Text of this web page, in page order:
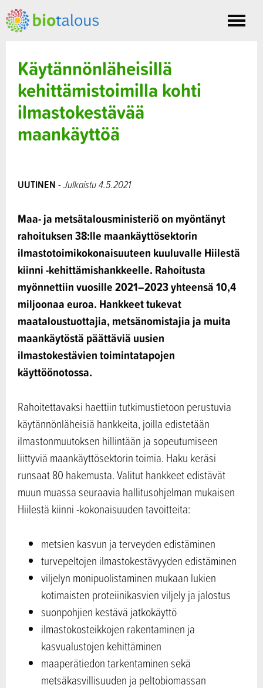
Toggle
Käytännönläheisillä
kehittämistoimilla kohti
ilmastokestävää
maankäyttöä
UUTINEN - Julkaistu 4.5.2021
Maa- ja metsätalousministeriö on myöntänyt
rahoituksen 38:lle maankäyttösektorin
ilmastotoimikokonaisuuteen kuuluvalle Hiilestä
kiinni -kehittämishankkeelle. Rahoitusta
myönnettiin vuosille 2021–2023 yhteensä 10,4
miljoonaa euroa. Hankkeet tukevat
maataloustuottajia, metsänomistajia ja muita
maankäytöstä päättäviä uusien
ilmastokestävien toimintatapojen
käyttöönotossa.
Rahoitettavaksi haettiin tutkimustietoon perustuvia
käytännönläheisiä hankkeita, joilla edistetään
ilmastonmuutoksen hillintään ja sopeutumiseen
liittyviä maankäyttösektorin toimia. Haku keräsi
runsaat 80 hakemusta. Valitut hankkeet edistävät
muun muassa seuraavia hallitusohjelman mukaisen
Hiilestä kiinni -kokonaisuuden tavoitteita:
metsien kasvun ja terveyden edistäminen
turvepeltojen ilmastokestävyyden edistäminen
viljelyn monipuolistaminen mukaan lukien
kotimaisten proteiinikasvien viljely ja jalostus
suonpohjien kestävä jatkokäyttö
ilmastokosteikkojen rakentaminen ja
kasvualustojen kehittäminen
maaperätiedon tarkentaminen sekä
metsäkasvillisuuden ja peltobiomassan